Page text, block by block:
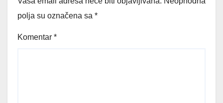
polja su označena sa *
Komentar *